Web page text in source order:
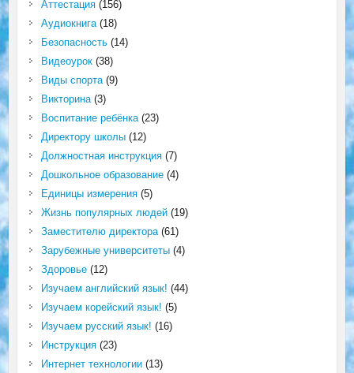
Аттестация(156)
Аудиокнига(18)
Безопасность(14)
Видеоурок(38)
Виды спорта(9)
Викторина(3)
Воспитание ребёнка(23)
Директору школы(12)
Должностная инструкция(7)
Дошкольное образование(4)
Единицы измерения(5)
Жизнь популярных людей(19)
Заместителю директора(61)
Зарубежные университеты(4)
Здоровье(12)
Изучаем английский язык! (44)
Изучаем корейский язык! (5)
Изучаем русский язык! (16)
Инструкция(23)
Интернет технологии(13)